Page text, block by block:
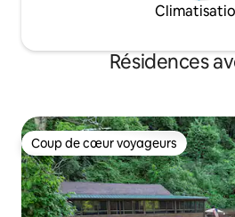
Résidences
Coup de cœur voyageurs
Coup de cœur voyageurs